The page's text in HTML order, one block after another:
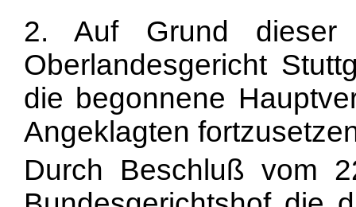
2. Auf Grund dieser
Oberlandesgericht
die begonnene
Angeklagten
Durch Beschluß vom